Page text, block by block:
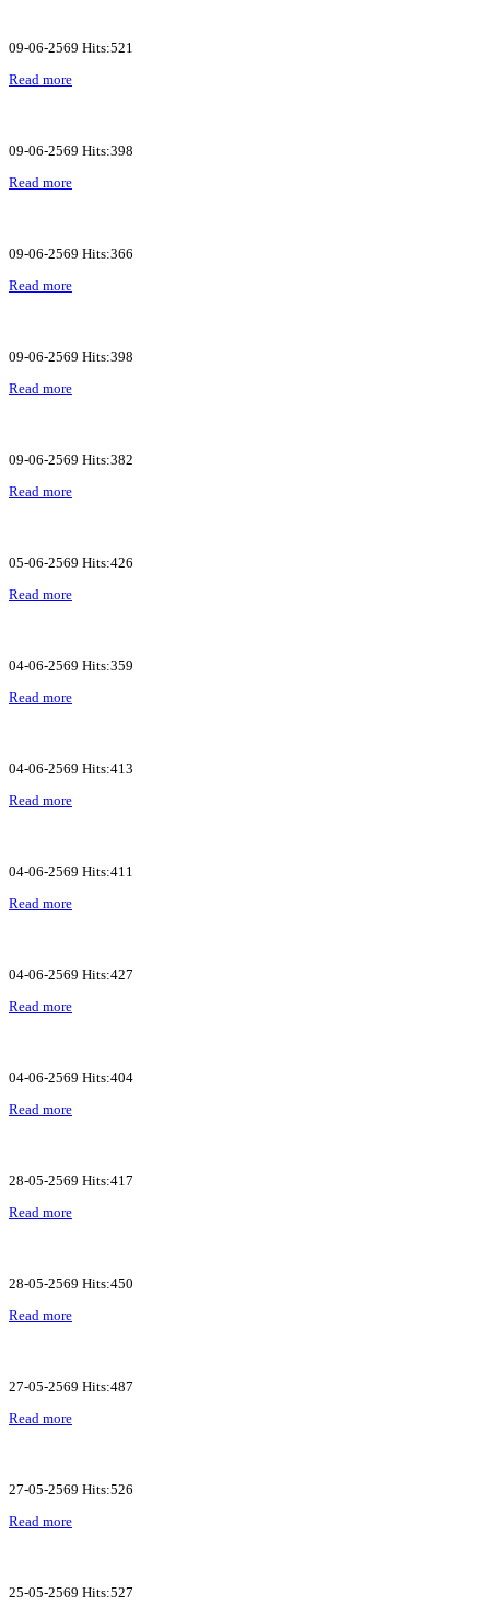
09-06-2569 Hits:521
Read more
09-06-2569 Hits:398
Read more
09-06-2569 Hits:366
Read more
09-06-2569 Hits:398
Read more
09-06-2569 Hits:382
Read more
05-06-2569 Hits:426
Read more
04-06-2569 Hits:359
Read more
04-06-2569 Hits:413
Read more
04-06-2569 Hits:411
Read more
04-06-2569 Hits:427
Read more
04-06-2569 Hits:404
Read more
28-05-2569 Hits:417
Read more
28-05-2569 Hits:450
Read more
27-05-2569 Hits:487
Read more
27-05-2569 Hits:526
Read more
25-05-2569 Hits:527